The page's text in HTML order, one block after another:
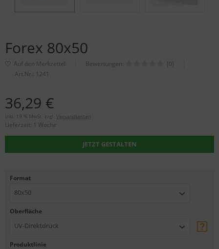
Forex 80x50
Bewertungen:
(0)
Art.Nr.: 1241
36,29 €
inkl. 19 % MwSt. zzgl. Versandkosten
Lieferzeit: 1 Woche
JETZT GESTALTEN
Format
80x50
Oberfläche
UV-Direktdruck
Produktlinie